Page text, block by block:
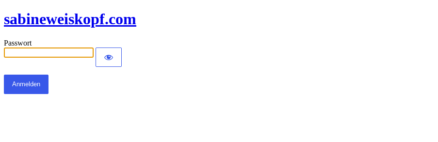
sabineweiskopf.com
Passwort